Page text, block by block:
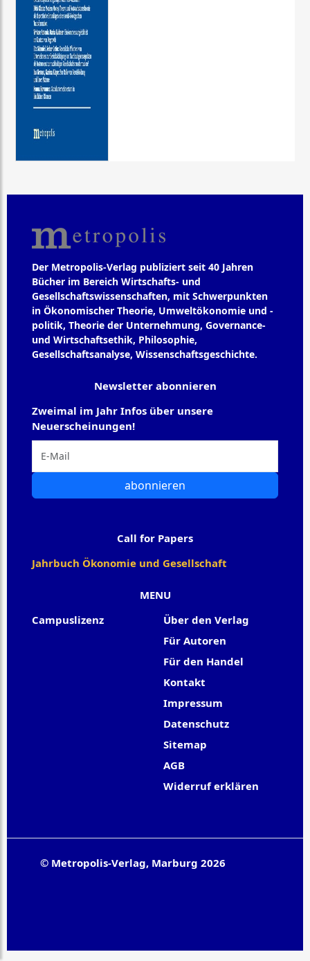
Der Metropolis-Verlag publiziert seit 40 Jahren
Bücher im Bereich Wirtschafts- und
Gesellschaftswissenschaften, mit Schwerpunkten
in Ökonomischer Theorie, Umweltökonomie und -
politik, Theorie der Unternehmung, Governance-
und Wirtschaftsethik, Philosophie,
Gesellschaftsanalyse, Wissenschaftsgeschichte.
MENU
Campuslizenz
Über den Verlag
Für Autoren
Für den Handel
Kontakt
Impressum
Datenschutz
Sitemap
AGB
Widerruf erklären
Newsletter abonnieren
Zweimal im Jahr Infos über unsere
Neuerscheinungen!
abonnieren
Call for Papers
Jahrbuch Ökonomie und Gesellschaft
© Metropolis-Verlag, Marburg 2026